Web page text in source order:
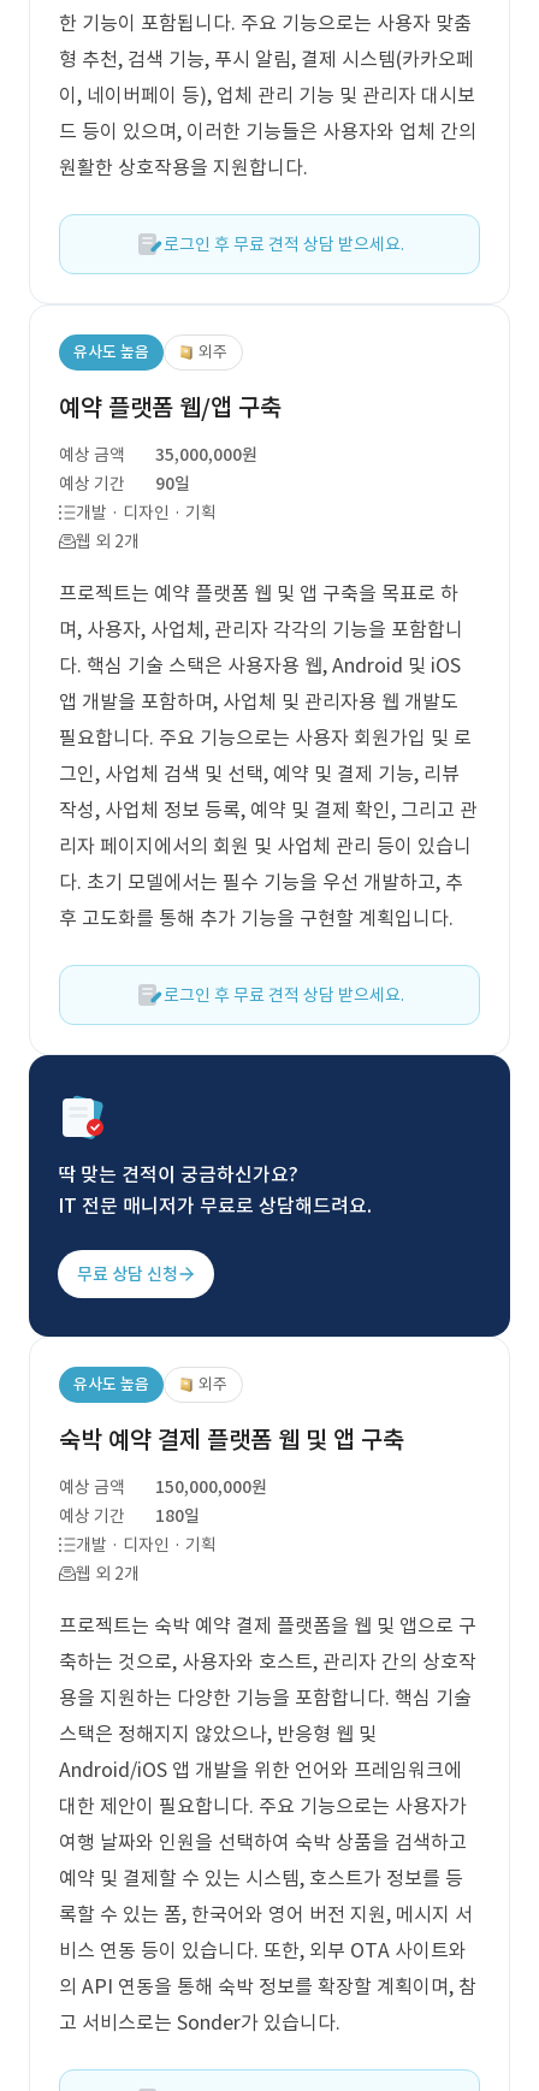
한 기능이 포함됩니다. 주요 기능으로는 사용자 맞춤
형 추천, 검색 기능, 푸시 알림, 결제 시스템(카카오페
이, 네이버페이 등), 업체 관리 기능 및 관리자 대시보
드 등이 있으며, 이러한 기능들은 사용자와 업체 간의
원활한 상호작용을 지원합니다.
로그인 후 무료 견적 상담 받으세요.
유사도 높음 외주
예약 플랫폼 웹/앱 구축
예상 금액
35,000,000원
예상 기간
90일
개발 · 디자인 · 기획
웹 외 2개
프로젝트는 예약 플랫폼 웹 및 앱 구축을 목표로 하
며, 사용자, 사업체, 관리자 각각의 기능을 포함합니
다. 핵심 기술 스택은 사용자용 웹, Android 및 iOS
앱 개발을 포함하며, 사업체 및 관리자용 웹 개발도
필요합니다. 주요 기능으로는 사용자 회원가입 및 로
그인, 사업체 검색 및 선택, 예약 및 결제 기능, 리뷰
작성, 사업체 정보 등록, 예약 및 결제 확인, 그리고 관
리자 페이지에서의 회원 및 사업체 관리 등이 있습니
다. 초기 모델에서는 필수 기능을 우선 개발하고, 추
후 고도화를 통해 추가 기능을 구현할 계획입니다.
로그인 후 무료 견적 상담 받으세요.
딱 맞는 견적이 궁금하신가요?
IT 전문 매니저가 무료로 상담해드려요.
무료 상담 신청
유사도 높음 외주
숙박 예약 결제 플랫폼 웹 및 앱 구축
예상 금액
150,000,000원
예상 기간
180일
개발 · 디자인 · 기획
웹 외 2개
프로젝트는 숙박 예약 결제 플랫폼을 웹 및 앱으로 구
축하는 것으로, 사용자와 호스트, 관리자 간의 상호작
용을 지원하는 다양한 기능을 포함합니다. 핵심 기술
스택은 정해지지 않았으나, 반응형 웹 및
Android/iOS 앱 개발을 위한 언어와 프레임워크에
대한 제안이 필요합니다. 주요 기능으로는 사용자가
여행 날짜와 인원을 선택하여 숙박 상품을 검색하고
예약 및 결제할 수 있는 시스템, 호스트가 정보를 등
록할 수 있는 폼, 한국어와 영어 버전 지원, 메시지 서
비스 연동 등이 있습니다. 또한, 외부 OTA 사이트와
의 API 연동을 통해 숙박 정보를 확장할 계획이며, 참
고 서비스로는 Sonder가 있습니다.